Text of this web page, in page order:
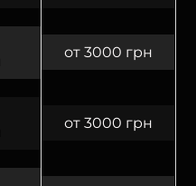
от 3000 грн
от 3000 грн